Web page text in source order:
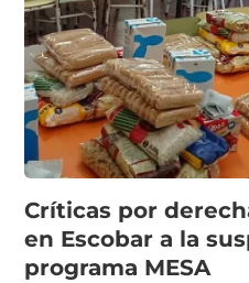
Críticas por
en Escobar a la
programa MESA